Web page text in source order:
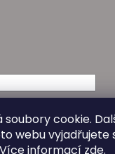
cookie.
webu vyjadřujete
informací zde.